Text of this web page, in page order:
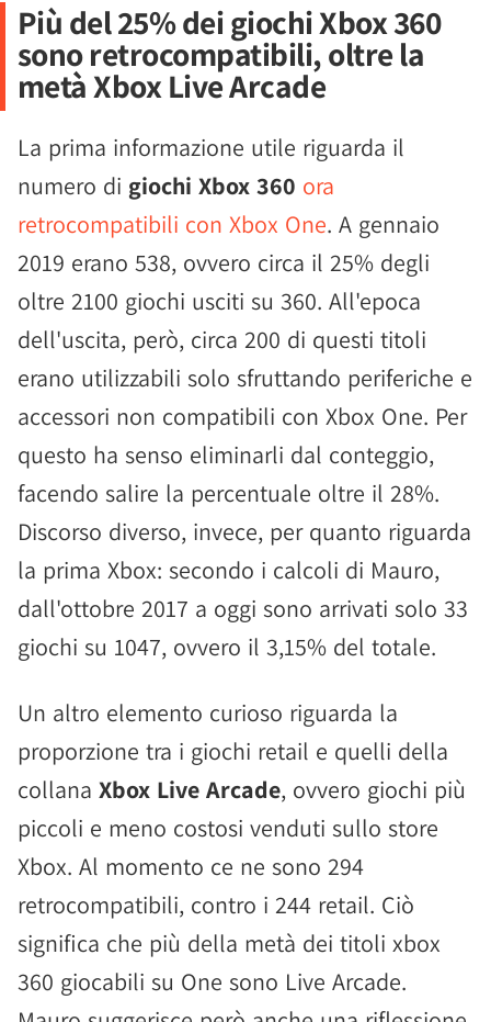
Più del 25% dei giochi Xbox 360
sono retrocompatibili, oltre la
metà Xbox Live Arcade
La prima informazione utile riguarda il
numero di giochi Xbox 360 ora
retrocompatibili con Xbox One. A gennaio
2019 erano 538, ovvero circa il 25% degli
oltre 2100 giochi usciti su 360. All'epoca
dell'uscita, però, circa 200 di questi titoli
erano utilizzabili solo sfruttando periferiche e
accessori non compatibili con Xbox One. Per
questo ha senso eliminarli dal conteggio,
facendo salire la percentuale oltre il 28%.
Discorso diverso, invece, per quanto riguarda
la prima Xbox: secondo i calcoli di Mauro,
dall'ottobre 2017 a oggi sono arrivati solo 33
giochi su 1047, ovvero il 3,15% del totale.
Un altro elemento curioso riguarda la
proporzione tra i giochi retail e quelli della
collana Xbox Live Arcade, ovvero giochi più
piccoli e meno costosi venduti sullo store
Xbox. Al momento ce ne sono 294
retrocompatibili, contro i 244 retail. Ciò
significa che più della metà dei titoli xbox
360 giocabili su One sono Live Arcade.